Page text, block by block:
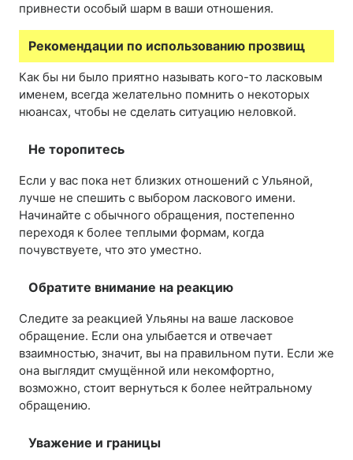
привнести особый шарм в ваши отношения.
Рекомендации по использованию прозвищ
Как бы ни было приятно называть кого-то ласковым
именем, всегда желательно помнить о некоторых
нюансах, чтобы не сделать ситуацию неловкой.
Не торопитесь
Если у вас пока нет близких отношений с Ульяной,
лучше не спешить с выбором ласкового имени.
Начинайте с обычного обращения, постепенно
переходя к более теплыми формам, когда
почувствуете, что это уместно.
Обратите внимание на реакцию
Следите за реакцией Ульяны на ваше ласковое
обращение. Если она улыбается и отвечает
взаимностью, значит, вы на правильном пути. Если же
она выглядит смущённой или некомфортно,
возможно, стоит вернуться к более нейтральному
обращению.
Уважение и границы